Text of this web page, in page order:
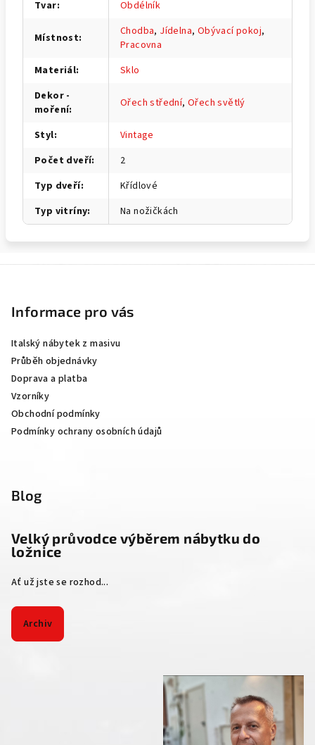
Tvar: Obdélník
Místnost: Chodba, Jídelna, Obývací pokoj,
Pracovna
Materiál:
Sklo
Dekor -
moření: Ořech střední,Ořech světlý
Styl:
Vintage
Počet dveří:
2
Typ dveří:
Křídlové
Typ vitríny: Na nožičkách
Informace pro vás
Italský nábytek z masivu
Průběh objednávky
Doprava a platba
Vzorníky
Obchodní podmínky
Podmínky ochrany osobních údajů
Blog
Velký průvodce výběrem nábytku do
ložnice
Ať už jste se rozhod...
Archiv